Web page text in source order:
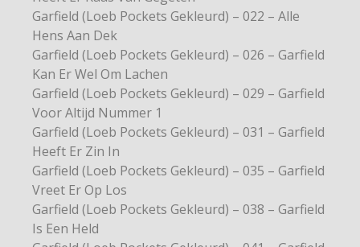
Garfield (Loeb Pockets Gekleurd) – 022 – Alle
Hens Aan Dek
Garfield (Loeb Pockets Gekleurd) – 026 – Garfield
Kan Er Wel Om Lachen
Garfield (Loeb Pockets Gekleurd) – 029 – Garfield
Voor Altijd Nummer 1
Garfield (Loeb Pockets Gekleurd) – 031 – Garfield
Heeft Er Zin In
Garfield (Loeb Pockets Gekleurd) – 035 – Garfield
Vreet Er Op Los
Garfield (Loeb Pockets Gekleurd) – 038 – Garfield
Is Een Held